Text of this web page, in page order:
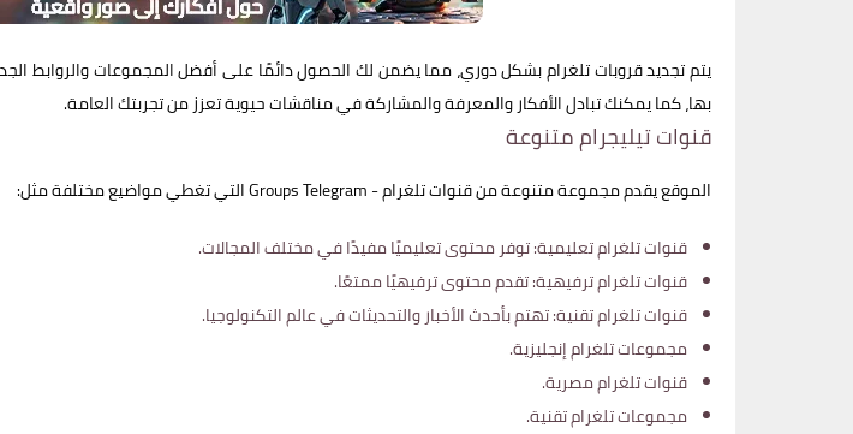
يتم تجديد قروبات تلغرام بشكل دوري، مما يضمن لك الحصول دائمًا على أفضل المجموعات والروابط
بها، كما يمكنك تبادل الأفكار والمعرفة والمشاركة في مناقشات حيوية تعزز من تجربتك العامة.
قنوات تيليجرام متنوعة
الموقع يقدم مجموعة متنوعة من قنوات تلغرام - Groups Telegram التي تغطي مواضيع مختلفة مثل:
قنوات تلغرام تعليمية: توفر محتوى تعليميًا مفيدًا في مختلف المجالات.
قنوات تلغرام ترفيهية: تقدم محتوى ترفيهيًا ممتعًا.
قنوات تلغرام تقنية: تهتم بأحدث الأخبار والتحديثات في عالم التكنولوجيا.
مجموعات تلغرام إنجليزية.
قنوات تلغرام مصرية.
مجموعات تلغرام تقنية.